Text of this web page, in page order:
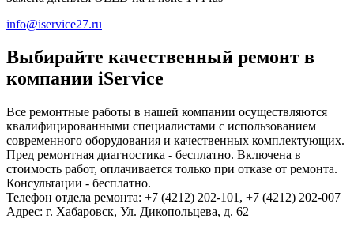
info@iservice27.ru
Выбирайте качественный ремонт в
компании iService
Все ремонтные работы в нашей компании осуществляются
квалифицированными специалистами с использованием
современного оборудования и качественных комплектующих.
Пред ремонтная диагностика - бесплатно. Включена в
стоимость работ, оплачивается только при отказе от ремонта.
Консультации - бесплатно.
Телефон отдела ремонта: +7 (4212) 202-101, +7 (4212) 202-007
Адрес: г. Хабаровск, Ул. Дикопольцева, д. 62